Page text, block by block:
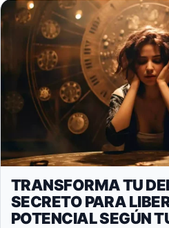
TRANSFORMA TU
SECRETO PARA
POTENCIAL SEGÚN